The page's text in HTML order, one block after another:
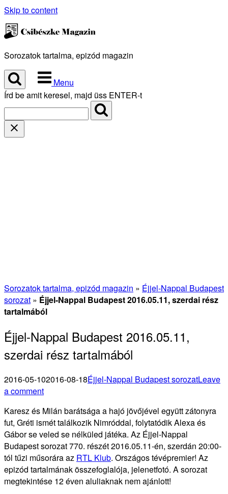
Skip to content
Sorozatok tartalma, epizód magazin
Menu
Írd be amit keresel, majd üss ENTER-t
Sorozatok tartalma, epizód magazin » Éjjel-Nappal Budapest
sorozat » Éjjel-Nappal Budapest 2016.05.11, szerdai rész
tartalmából
Éjjel-Nappal Budapest 2016.05.11,
szerdai rész tartalmából
2016-05-102016-08-18Éjjel-Nappal Budapest sorozatLeave
a comment
Karesz és Milán barátsága a hajó jövőjével együtt zátonyra
fut, Gréti ismét találkozik Nimróddal, folytatódik Alexa és
Gábor se veled se nélküled játéka. Az Éjjel-Nappal
Budapest sorozat 770. részét 2016.05.11-én, szerdán 20:00-
tól tűzi műsorára az RTL Klub. Országos tévépremier! Az
epizód tartalmának összefoglalója, jelenetfotó. A sorozat
megtekintése 12 éven aluliaknak nem ajánlott!